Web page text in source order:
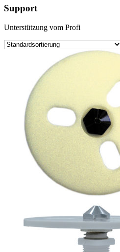
Support
Unterstützung vom Profi